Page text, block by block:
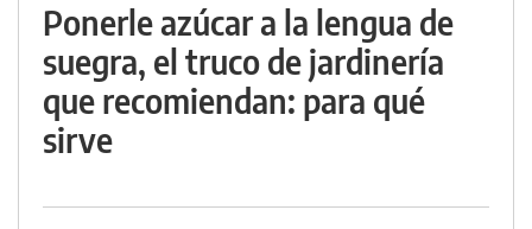
Ponerle azúcar a la lengua de
suegra, el truco de jardinería
que recomiendan: para qué
sirve